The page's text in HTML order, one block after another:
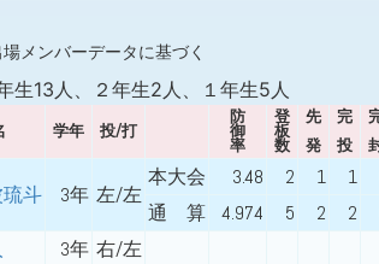
メンバーデータに基づく
生13人、２年生2人、１年生5人
学年 投/打
防
御
率
登
板
数
先
発
完
投
斗 3年 左/左
本大会 3.48 2 1 1
通 算 4.974 5 2 2
3年 右/左